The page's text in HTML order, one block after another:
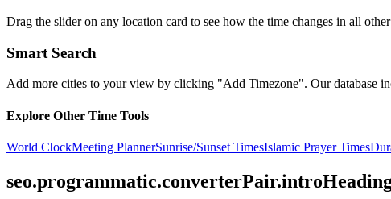
Drag the slider on any location card to see how the time changes in all
Smart Search
Add more cities to your view by clicking "Add Timezone". Our database
Explore Other Time Tools
World ClockMeeting PlannerSunrise/Sunset TimesIslamic Prayer Times